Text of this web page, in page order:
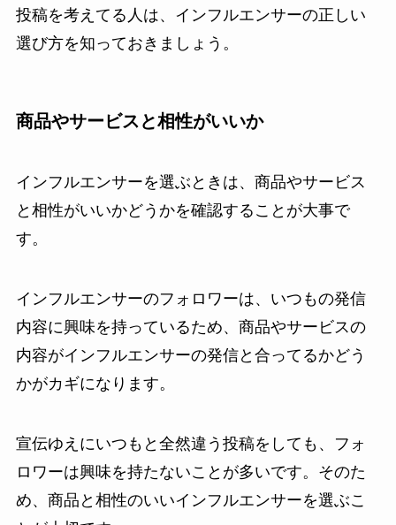
投稿を考えてる人は、インフルエンサーの正しい
選び方を知っておきましょう。
商品やサービスと相性がいいか
インフルエンサーを選ぶときは、商品やサービス
と相性がいいかどうかを確認することが大事で
す。
インフルエンサーのフォロワーは、いつもの発信
内容に興味を持っているため、商品やサービスの
内容がインフルエンサーの発信と合ってるかどう
かがカギになります。
宣伝ゆえにいつもと全然違う投稿をしても、フォ
ロワーは興味を持たないことが多いです。そのた
め、商品と相性のいいインフルエンサーを選ぶこ